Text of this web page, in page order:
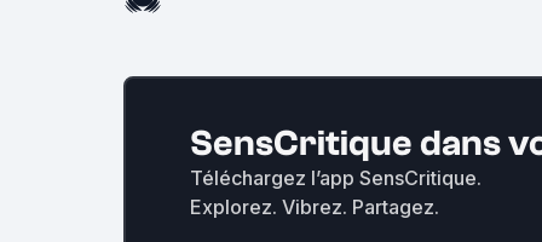
SensCritique dans
Téléchargez l’app SensCritique.
Explorez. Vibrez. Partagez.